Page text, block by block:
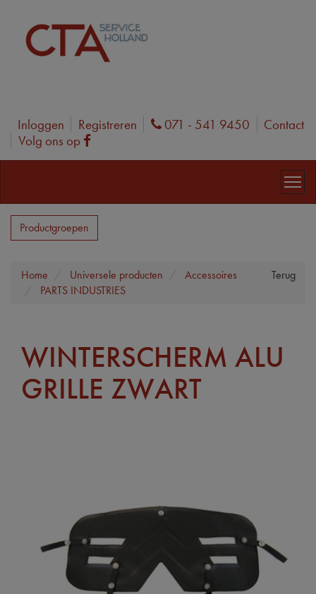
Inloggen Registreren Phone
071 - 541 9450
Contact
Volg ons op
Facebook
Productgroepen
Terug
Home Universele producten
Accessoires
PARTS INDUSTRIES
WINTERSCHERM ALU
GRILLE ZWART